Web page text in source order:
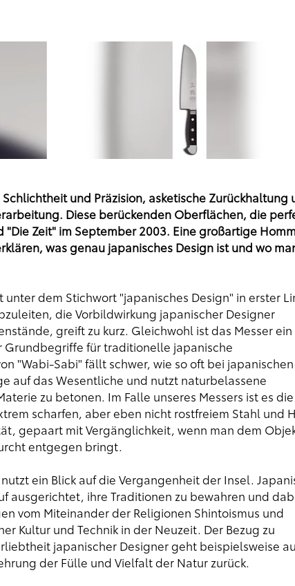
und Präzision, asketische Zurückhaltung
Diese berückenden Oberflächen, die
Zeit" im September 2003. Eine großartige
was genau japanisches Design ist und wo
dem Stichwort "japanisches Design" in erster
die Vorbildwirkung japanischer Designer
greift zu kurz. Gleichwohl ist das Messer ein
Grundbegriffe für traditionelle japanische
"Wabi-Sabi" fällt schwer, wie so oft bei japanischen
auf das Wesentliche und nutzt naturbelassene
zu betonen. Im Falle unseres Messers ist es die
scharfen, aber eben nicht rostfreiem Stahl und
gepaart mit Vergänglichkeit, wenn man dem
entgegen bringt.
ein Blick auf die Vergangenheit der Insel.
ausgerichtet, ihre Traditionen zu bewahren und
vom Miteinander der Religionen Shintoismus und
Kultur und Technik in der Neuzeit. Der Bezug zu
japanischer Designer geht beispielsweise
der Fülle und Vielfalt der Natur zurück.